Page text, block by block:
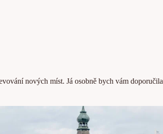
nových míst. Já osobně bych vám doporučila